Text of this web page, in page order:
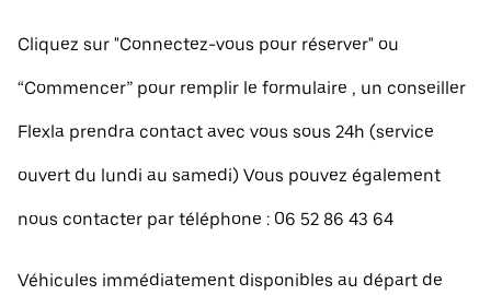
Cliquez sur "Connectez-vous pour réserver" ou
“Commencer” pour remplir le formulaire , un conseiller
Flexla prendra contact avec vous sous 24h (service
ouvert du lundi au samedi) Vous pouvez également
nous contacter par téléphone : 06 52 86 43 64
Véhicules immédiatement disponibles au départ de